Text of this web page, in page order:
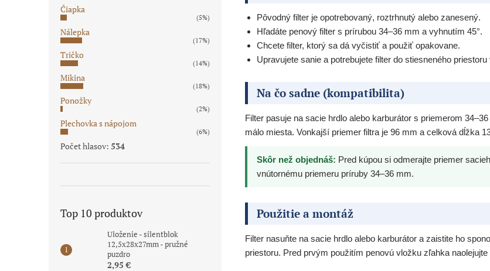
Čiapka
(5%)
Nálepka
(17%)
Tričko
(14%)
Mikina
(18%)
Ponožky
(2%)
Plechovka s nápojom
(6%)
Počet hlasov: 534
Top 10 produktov
Uloženie - silentblok
12,5x28x27mm - pružné
puzdro
2,95 €
Pôvodný filter je opotrebovaný, roztrhnutý alebo zanesený.
Hľadáte penový filter s prírubou 34–36 mm a vyhnutím 45°.
Chcete filter, ktorý sa dá vyčistiť a použiť opakovane.
Upravujete sanie a potrebujete filter do stiesneného
Na čo sadne (kompatibilita)
Filter pasuje na sacie hrdlo alebo karburátor s priemerom
málo miesta. Vonkajší priemer filtra je 96 mm a celková dĺžka
Skôr než objednáš: Pred kúpou si odmerajte priemer
vnútornému priemeru príruby 34–36 mm.
Použitie a montáž
Filter nasuňte na sacie hrdlo alebo karburátor a zaistite ho
priestoru. Pred prvým použitím penovú vložku zľahka